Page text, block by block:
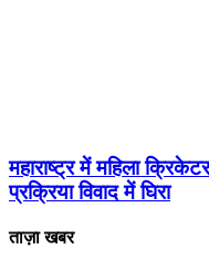
महाराष्ट्र में महिला
प्रक्रिया विवाद में घिरा
ताज़ा खबर